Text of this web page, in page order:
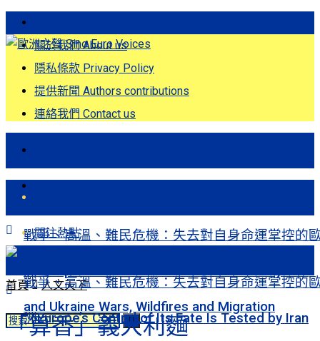
關於我們 About us
隱私條款 Privacy Policy
提供新聞 Authors contributions
連絡我們 Contact us
戰爭、高溫、難民危機：失去對自身命運掌控的
and Ukraine Wars, Wildfires and Migration
關注熱點
戰爭、高溫、難民危機：失去對自身命運掌控的
洲Europe’s Control of Its Fate Is Tested by Iran
首頁 人文天下
「算香」義大利麵